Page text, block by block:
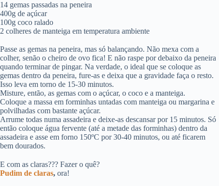
14 gemas passadas na peneira
400g de açúcar
100g coco ralado
2 colheres de manteiga em temperatura ambiente
Passe as gemas na peneira, mas só balançando. Não mexa com a
colher, senão o cheiro de ovo fica! E não raspe por debaixo da peneira
quando terminar de pingar. Na verdade, o ideal que se coloque as
gemas dentro da peneira, fure-as e deixa que a gravidade faça o resto.
Isso leva em torno de 15-30 minutos.
Misture, então, as gemas com o açúcar, o coco e a manteiga.
Coloque a massa em forminhas untadas com manteiga ou margarina e
polvilhadas com bastante açúcar.
Arrume todas numa assadeira e deixe-as descansar por 15 minutos. Só
então coloque água fervente (até a metade das forminhas) dentro da
assadeira e asse em forno 150ºC por 30-40 minutos, ou até ficarem
bem dourados.
E com as claras??? Fazer o quê?
Pudim de claras, ora!